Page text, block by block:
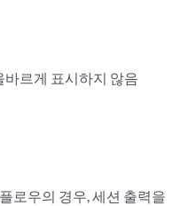
바르게 표시하지 않음
로우의 경우, 세션 출력을